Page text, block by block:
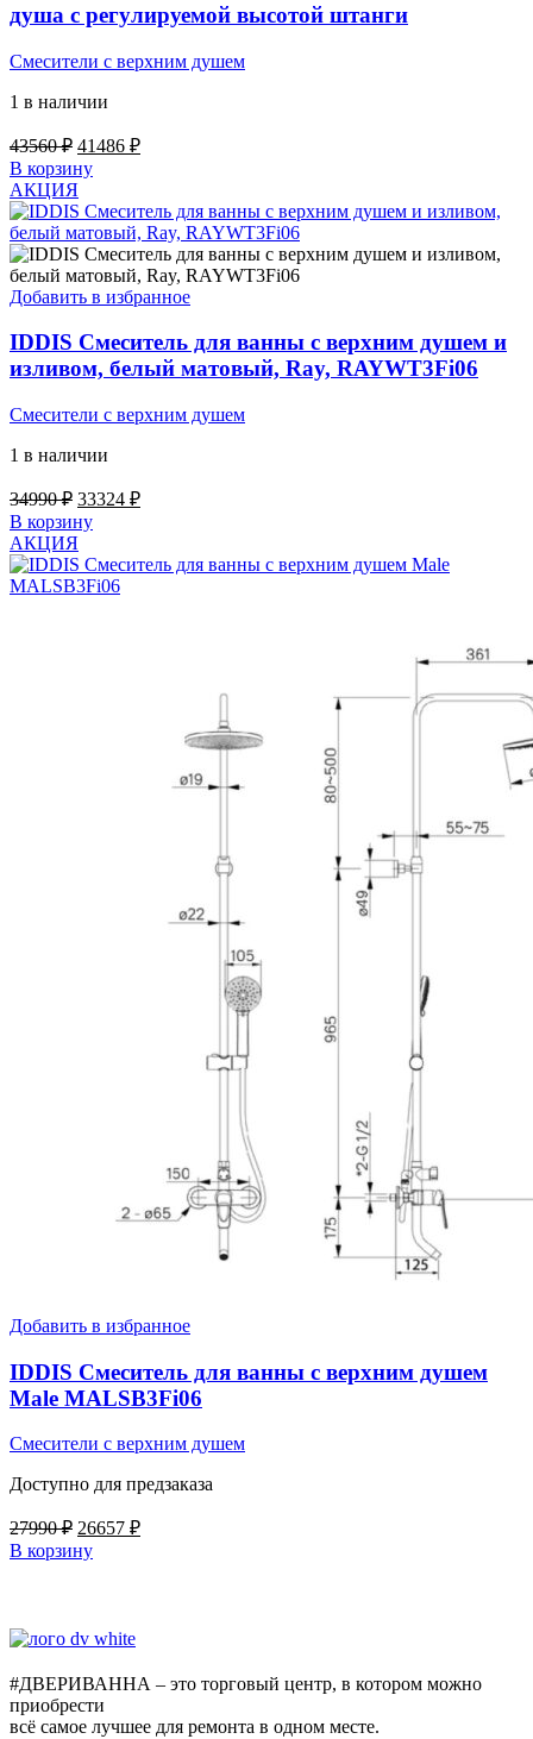
душа с регулируемой высотой штанги
Смесители с верхним душем
1 в наличии
43560₽ Первоначальная
цена
составляла
43560 ₽.
41486 ₽Текущая
В корзину
АКЦИЯ
Добавить в избранное
IDDIS Смеситель для ванны с верхним душем и
изливом, белый матовый, Ray, RAYWT3Fi06
Смесители с верхним душем
1 в наличии
34990₽ Первоначальная
цена
составляла
34990 ₽.
33324 ₽Текущая
В корзину
АКЦИЯ
Добавить в избранное
IDDIS Смеситель для ванны с верхним душем
Male MALSB3Fi06
Смесители с верхним душем
Доступно для предзаказа
27990₽ Первоначальная
цена
составляла
26657 ₽Текущая
В корзину
#ДВЕРИВАННА – это торговый центр, в котором можно
приобрести
всё самое лучшее для ремонта в одном месте.